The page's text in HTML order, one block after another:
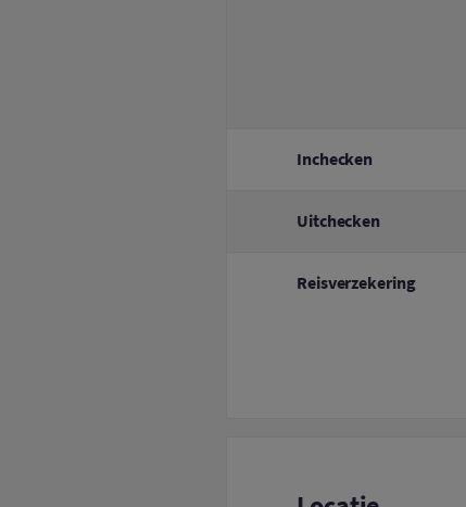
Inchecken
Uitchecken
Reisverzekering